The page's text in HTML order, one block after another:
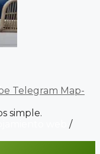
Telegram Map-
simple.
/